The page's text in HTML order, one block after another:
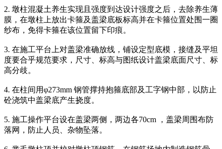
2. 墩柱混凝土养生实现且强度到达设计强度之后，去除养生薄
膜，在墩柱上放出卡箍及盖梁底板标高并在卡箍位置处围一圈
纱布，免得卡箍在该位置留下印痕。
3. 在施工平台上对盖梁准确放线，铺设定型底模，接缝及平坦
度要合乎规范要求，尺寸、标高与图纸设计盖梁底面尺寸、标
高分歧。
4. 在柱间用φ273mm 钢管撑持抱箍底部及工字钢中部，以防止
砼浇筑中盖梁底产生挠度。
5. 施工操作平台设在盖梁两侧，两边各70cm ，盖梁周围布防
落网，防止人员、杂物坠落。